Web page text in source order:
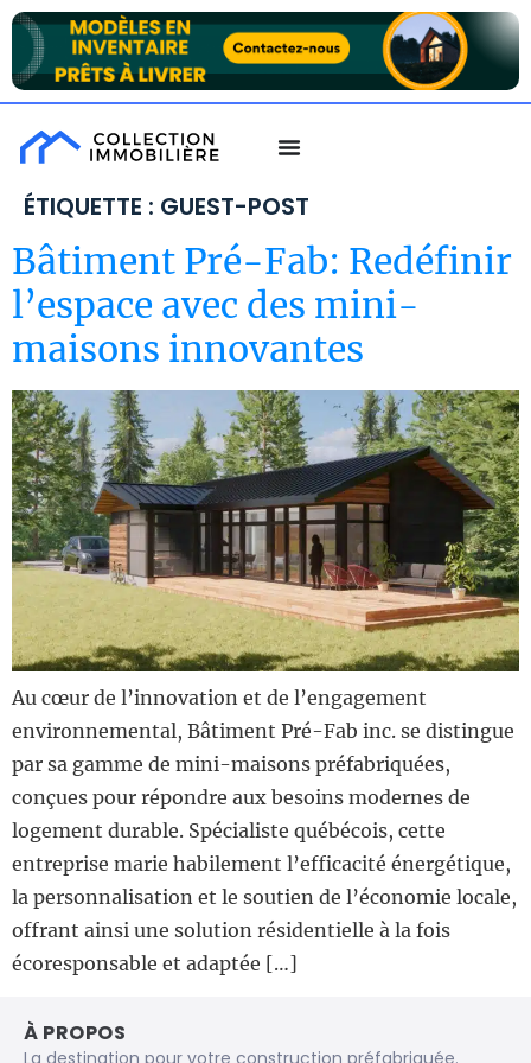
ÉTIQUETTE : GUEST-POST
Bâtiment Pré-Fab: Redéfinir
l’espace avec des mini-
maisons innovantes
Au cœur de l’innovation et de l’engagement
environnemental, Bâtiment Pré-Fab inc. se distingue
par sa gamme de mini-maisons préfabriquées,
conçues pour répondre aux besoins modernes de
logement durable. Spécialiste québécois, cette
entreprise marie habilement l’efficacité énergétique,
la personnalisation et le soutien de l’économie locale,
offrant ainsi une solution résidentielle à la fois
écoresponsable et adaptée […]
À PROPOS